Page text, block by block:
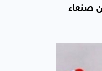
صنعاء